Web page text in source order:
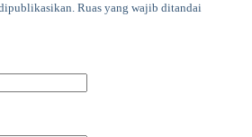
Ruas yang wajib ditandai